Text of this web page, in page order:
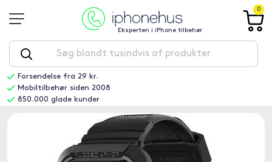
Eksperten i iPhone tilbehør
0
Forsendelse fra 29 kr.
Mobiltilbehør siden 2008
850.000 glade kunder